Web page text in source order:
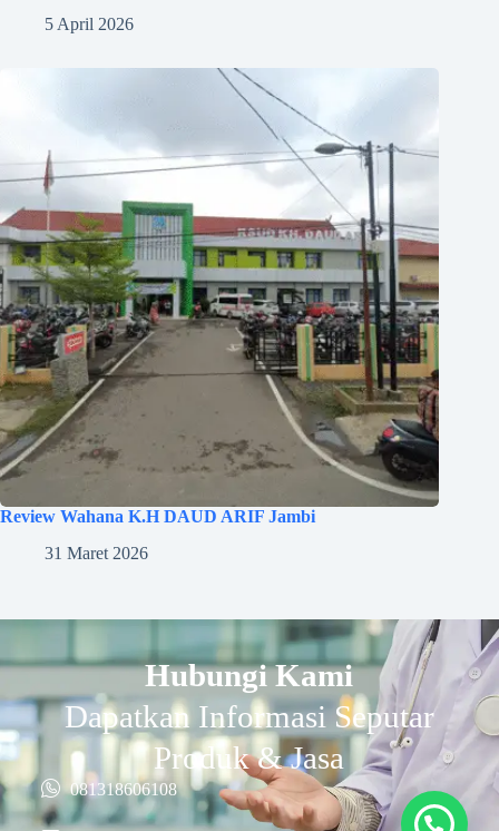
5 April 2026
Review Wahana K.H DAUD ARIF Jambi
31 Maret 2026
Hubungi Kami
Dapatkan Informasi Seputar
Produk & Jasa
081318606108